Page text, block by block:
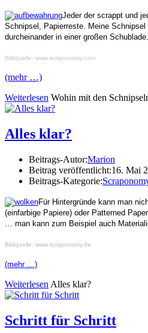
Jeder der scrappt und
Schnipsel, Papierreste. Meine
durcheinander in einer großen Schublade.
Bildquelle: www.scraponomy.com
(mehr …)
Weiterlesen Wohin mit den
Alles klar?
Beitrags-Autor:Marion
Beitrag veröffentlicht:16. Mai
Beitrags-Kategorie:
Für Hintergründe kann man
(einfarbige Papiere) oder Patterned
… man kann zum Beispiel auch
Bildquelle: www.scraponomy.de
(mehr …)
Weiterlesen Alles klar?
Schritt für Schritt